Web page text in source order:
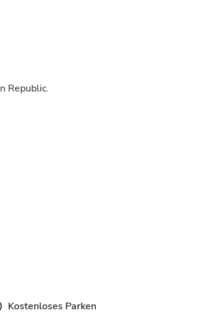
Republic.
Kostenloses Parken